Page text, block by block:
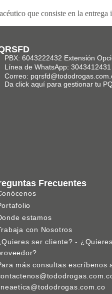
que consiste en la
PBX: 6043222432 Extensión
Línea de WhatsApp: 3043412431
Correo:
Da click aquí para gestionar tu
Frecuentes
estamos
con Nosotros
ser cliente? -
más consultas escríbenos